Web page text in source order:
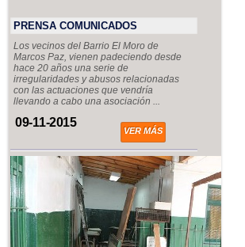
PRENSA COMUNICADOS
Los vecinos del Barrio El Moro de
Marcos Paz, vienen padeciendo desde
hace 20 años una serie de
irregularidades y abusos relacionadas
con las actuaciones que vendría
llevando a cabo una asociación ...
09-11-2015
VER MÁS